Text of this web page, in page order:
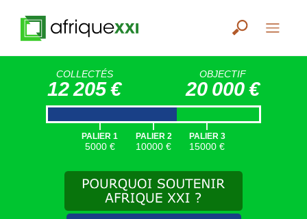
COLLECTÉS
12 205 €
OBJECTIF
20 000 €
|
PALIER 1
5000 €
|
PALIER 2
10000 €
|
PALIER 3
15000 €